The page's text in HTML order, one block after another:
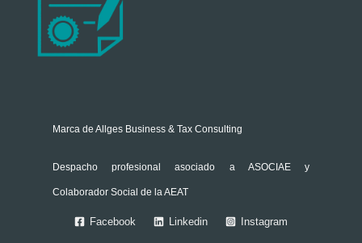
Marca de Allges Business & Tax Consulting
Despacho profesional asociado a ASOCIAE y
Colaborador Social de laAEAT
Facebook Linkedin Instagram